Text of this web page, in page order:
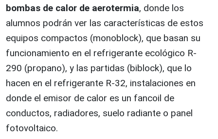
bombas de calor de aerotermia, donde los
alumnos podrán ver las características de estos
equipos compactos (monoblock), que basan su
funcionamiento en el refrigerante ecológico R-
290 (propano), y las partidas (biblock), que lo
hacen en el refrigerante R-32, instalaciones en
donde el emisor de calor es un fancoil de
conductos, radiadores, suelo radiante o panel
fotovoltaico.